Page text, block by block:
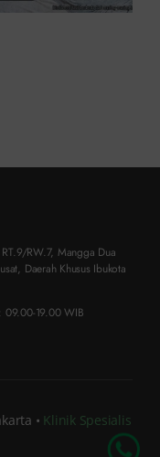
RT.9/RW.7, Mangga Dua
Daerah Khusus Ibukota
19.00 WIB
• Klinik Spesialis